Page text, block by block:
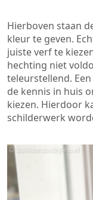
Hierboven staan
kleur te geven.
juiste verf te
hechting niet
teleurstellend.
de kennis in huis
kiezen. Hierdoor
schilderwerk